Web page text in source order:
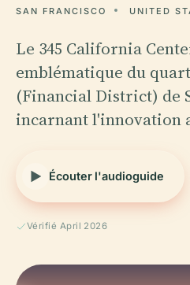
SAN FRANCISCO UNITED
Le 345 California
emblématique du
(Financial District) de
incarnant l'innovation
Écouter l'audioguide
Vérifié April 2026